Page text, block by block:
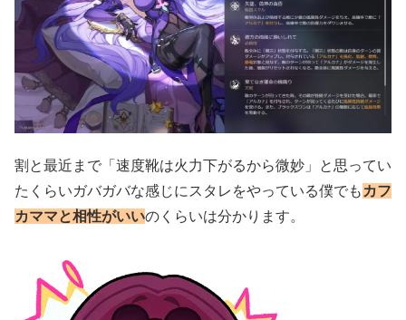
割と最近まで「速度靴は火力下がるから微妙」と思ってい
たくらいガバガバな感じにスタレをやっている僕でも カフ
カママと相性がいいのくらいは分かります。